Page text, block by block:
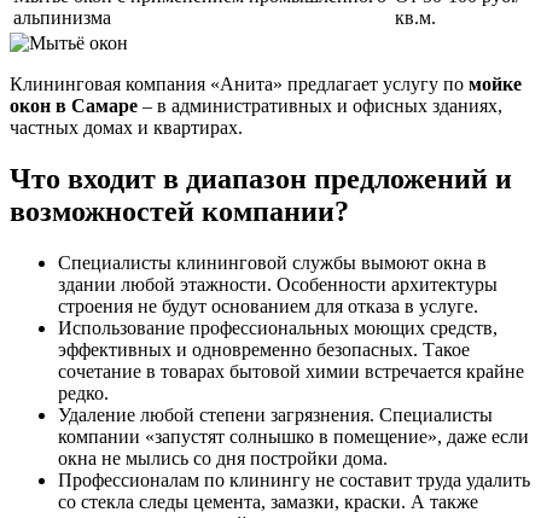
альпинизма
кв.м.
Клининговая компания «Анита» предлагает услугу по мойке
окон в Самаре – в административных и офисных зданиях,
частных домах и квартирах.
Что входит в диапазон предложений и
возможностей компании?
Специалисты клининговой службы вымоют окна в
здании любой этажности. Особенности архитектуры
строения не будут основанием для отказа в услуге.
Использование профессиональных моющих средств,
эффективных и одновременно безопасных. Такое
сочетание в товарах бытовой химии встречается крайне
редко.
Удаление любой степени загрязнения. Специалисты
компании «запустят солнышко в помещение», даже если
окна не мылись со дня постройки дома.
Профессионалам по клинингу не составит труда удалить
со стекла следы цемента, замазки, краски. А также